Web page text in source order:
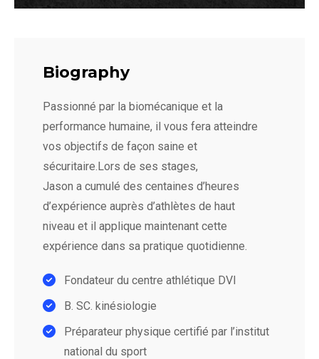
Biography
Passionné par la biomécanique et la
performance humaine, il vous fera atteindre
vos objectifs de façon saine et
sécuritaire.Lors de ses stages,
Jason a cumulé des centaines d’heures
d’expérience auprès d’athlètes de haut
niveau et il applique maintenant cette
expérience dans sa pratique quotidienne.
Fondateur du centre athlétique DVI
B. SC. kinésiologie
Préparateur physique certifié par l’institut
national du sport